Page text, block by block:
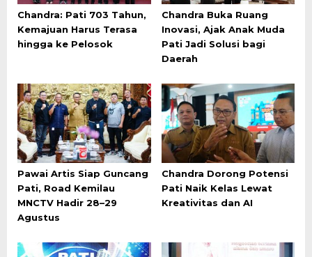
Chandra: Pati 703 Tahun,
Kemajuan Harus Terasa
hingga ke Pelosok
Chandra Buka Ruang
Inovasi, Ajak Anak Muda
Pati Jadi Solusi bagi
Daerah
Pawai Artis Siap Guncang
Pati, Road Kemilau
MNCTV Hadir 28–29
Agustus
Chandra Dorong Potensi
Pati Naik Kelas Lewat
Kreativitas dan AI